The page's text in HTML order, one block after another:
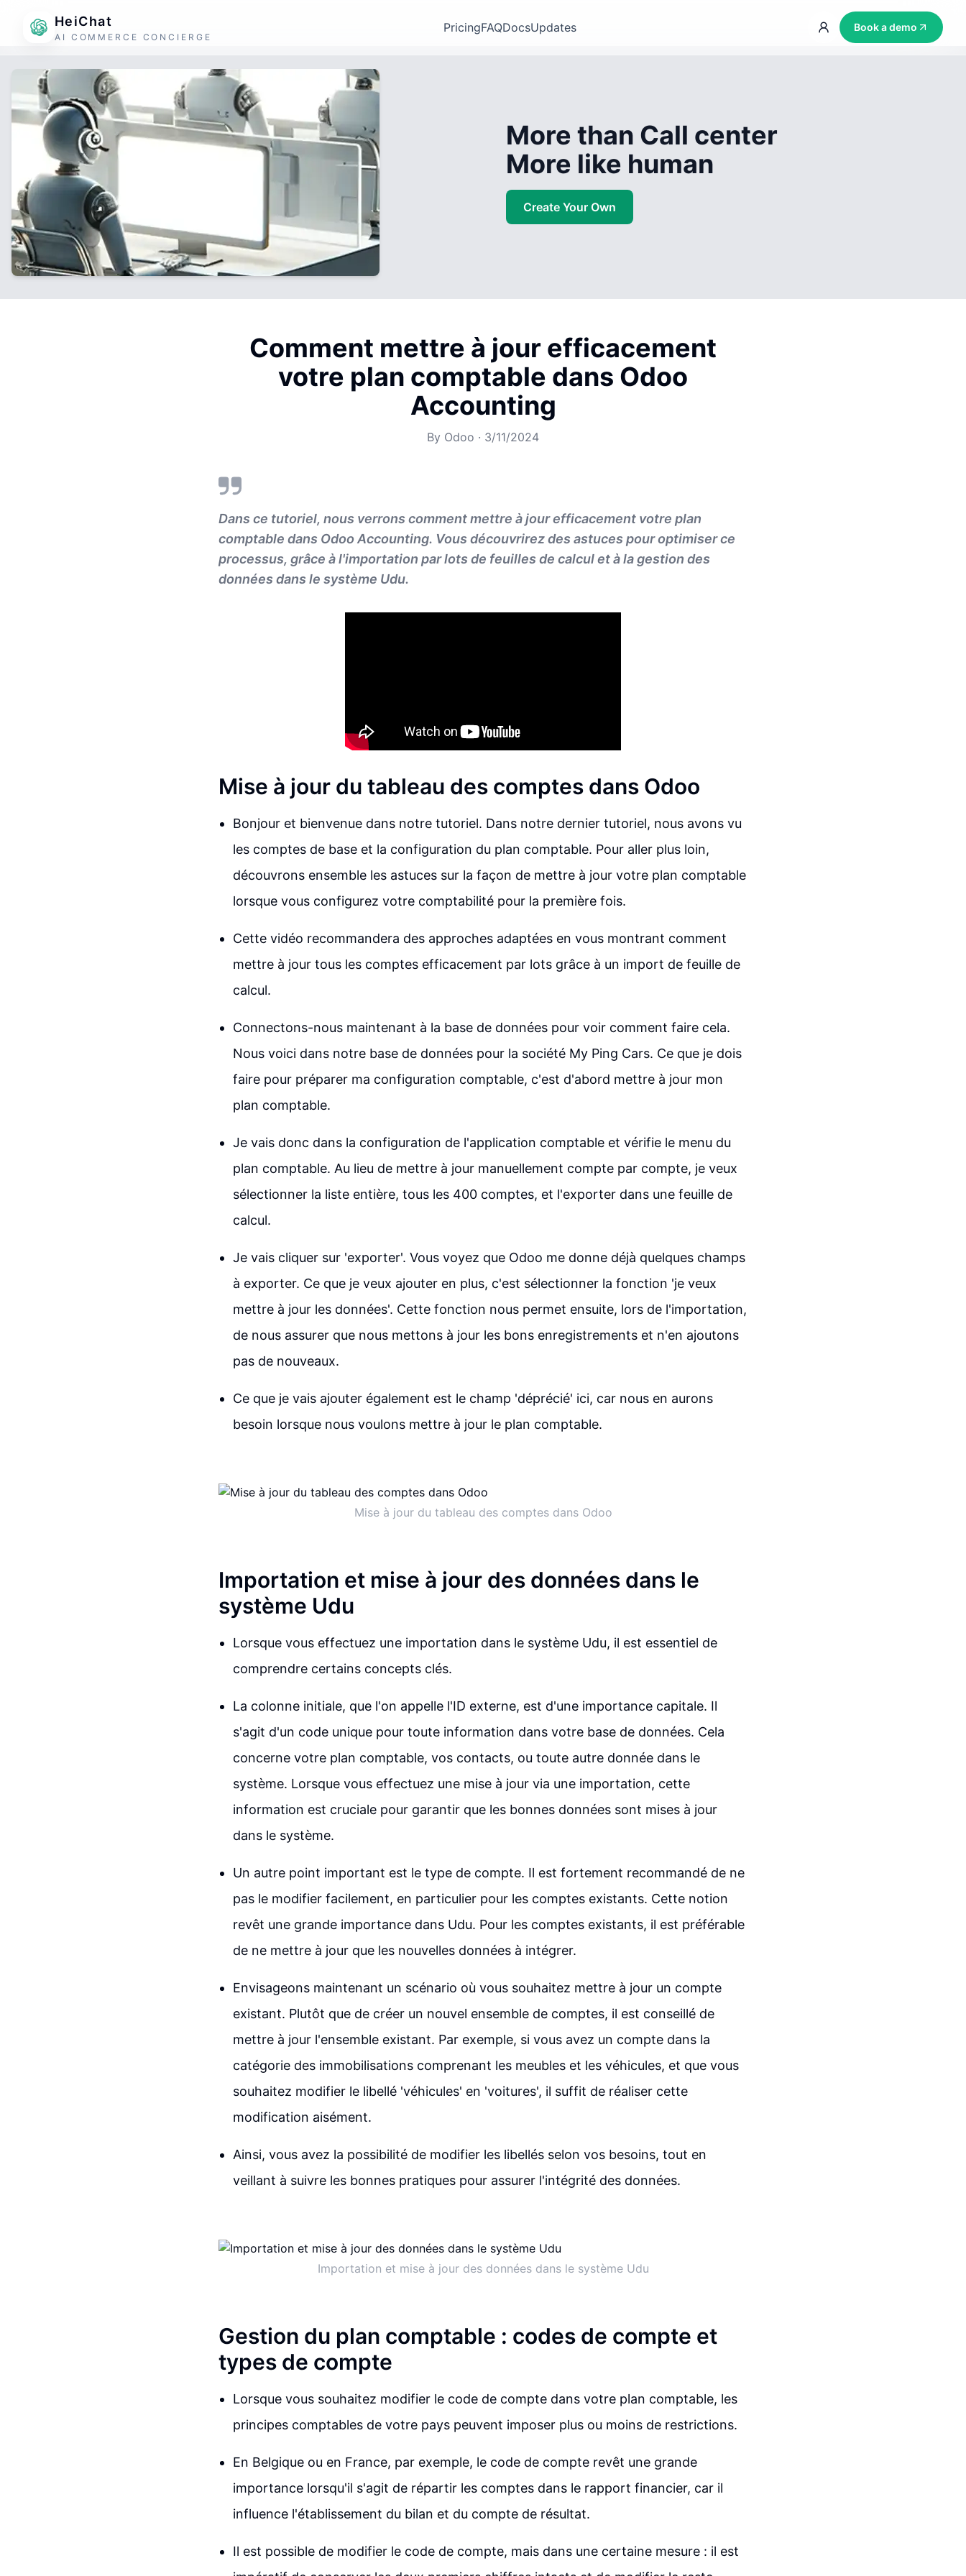
HeiChat
AI COMMERCE CONCIERGE
PricingFAQDocsUpdates Book a demo
More than Call center
More like human
Create Your Own
Comment mettre à jour efficacement
votre plan comptable dans Odoo
Accounting
By Odoo · 3/11/2024
Dans ce tutoriel, nous verrons comment mettre à jour efficacement votre plan
comptable dans Odoo Accounting. Vous découvrirez des astuces pour optimiser ce
processus, grâce à l'importation par lots de feuilles de calcul et à la gestion des
données dans le système Udu.
Mise à jour du tableau des comptes dans Odoo
Bonjour et bienvenue dans notre tutoriel. Dans notre dernier tutoriel, nous avons vu
les comptes de base et la configuration du plan comptable. Pour aller plus loin,
découvrons ensemble les astuces sur la façon de mettre à jour votre plan comptable
lorsque vous configurez votre comptabilité pour la première fois.
Cette vidéo recommandera des approches adaptées en vous montrant comment
mettre à jour tous les comptes efficacement par lots grâce à un import de feuille de
calcul.
Connectons-nous maintenant à la base de données pour voir comment faire cela.
Nous voici dans notre base de données pour la société My Ping Cars. Ce que je dois
faire pour préparer ma configuration comptable, c'est d'abord mettre à jour mon
plan comptable.
Je vais donc dans la configuration de l'application comptable et vérifie le menu du
plan comptable. Au lieu de mettre à jour manuellement compte par compte, je veux
sélectionner la liste entière, tous les 400 comptes, et l'exporter dans une feuille de
calcul.
Je vais cliquer sur 'exporter'. Vous voyez que Odoo me donne déjà quelques champs
à exporter. Ce que je veux ajouter en plus, c'est sélectionner la fonction 'je veux
mettre à jour les données'. Cette fonction nous permet ensuite, lors de l'importation,
de nous assurer que nous mettons à jour les bons enregistrements et n'en ajoutons
pas de nouveaux.
Ce que je vais ajouter également est le champ 'déprécié' ici, car nous en aurons
besoin lorsque nous voulons mettre à jour le plan comptable.
Mise à jour du tableau des comptes dans Odoo
Importation et mise à jour des données dans le
système Udu
Lorsque vous effectuez une importation dans le système Udu, il est essentiel de
comprendre certains concepts clés.
La colonne initiale, que l'on appelle l'ID externe, est d'une importance capitale. Il
s'agit d'un code unique pour toute information dans votre base de données. Cela
concerne votre plan comptable, vos contacts, ou toute autre donnée dans le
système. Lorsque vous effectuez une mise à jour via une importation, cette
information est cruciale pour garantir que les bonnes données sont mises à jour
dans le système.
Un autre point important est le type de compte. Il est fortement recommandé de ne
pas le modifier facilement, en particulier pour les comptes existants. Cette notion
revêt une grande importance dans Udu. Pour les comptes existants, il est préférable
de ne mettre à jour que les nouvelles données à intégrer.
Envisageons maintenant un scénario où vous souhaitez mettre à jour un compte
existant. Plutôt que de créer un nouvel ensemble de comptes, il est conseillé de
mettre à jour l'ensemble existant. Par exemple, si vous avez un compte dans la
catégorie des immobilisations comprenant les meubles et les véhicules, et que vous
souhaitez modifier le libellé 'véhicules' en 'voitures', il suffit de réaliser cette
modification aisément.
Ainsi, vous avez la possibilité de modifier les libellés selon vos besoins, tout en
veillant à suivre les bonnes pratiques pour assurer l'intégrité des données.
Importation et mise à jour des données dans le système Udu
Gestion du plan comptable : codes de compte et
types de compte
Lorsque vous souhaitez modifier le code de compte dans votre plan comptable, les
principes comptables de votre pays peuvent imposer plus ou moins de restrictions.
En Belgique ou en France, par exemple, le code de compte revêt une grande
importance lorsqu'il s'agit de répartir les comptes dans le rapport financier, car il
influence l'établissement du bilan et du compte de résultat.
Il est possible de modifier le code de compte, mais dans une certaine mesure : il est